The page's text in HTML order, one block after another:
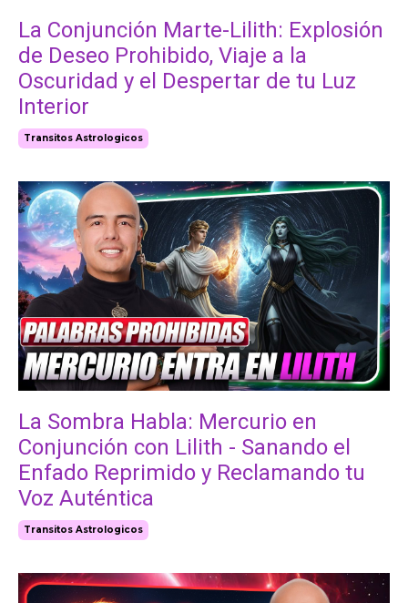
La Conjunción Marte-Lilith: Explosión
de Deseo Prohibido, Viaje a la
Oscuridad y el Despertar de tu Luz
Interior
Transitos Astrologicos
La Sombra Habla: Mercurio en
Conjunción con Lilith - Sanando el
Enfado Reprimido y Reclamando tu
Voz Auténtica
Transitos Astrologicos